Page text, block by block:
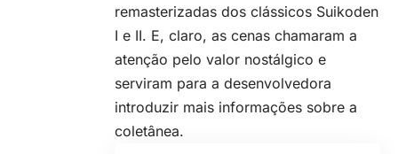
remasterizadas dos clássicos Suikoden
I e II. E, claro, as cenas chamaram a
atenção pelo valor nostálgico e
serviram para a desenvolvedora
introduzir mais informações sobre a
coletânea.